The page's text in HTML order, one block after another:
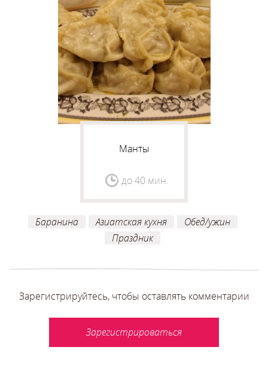
Баранина Азиатская кухня
Обед/ужин
Праздник
Манты
до 40 мин.
Зарегистрируйтесь, чтобы оставлять комментарии
Зарегистрироваться